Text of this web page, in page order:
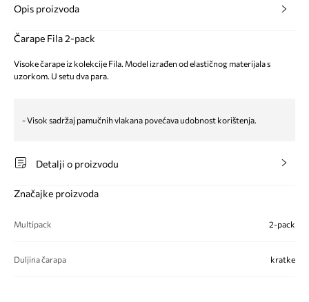
Opis proizvoda
Čarape Fila 2-pack
Visoke čarape iz kolekcije Fila. Model izrađen od elastičnog materijala s
uzorkom. U setu dva para.
- Visok sadržaj pamučnih vlakana povećava udobnost korištenja.
Detalji o proizvodu
Značajke proizvoda
Multipack 2-pack
Duljina čarapa kratke